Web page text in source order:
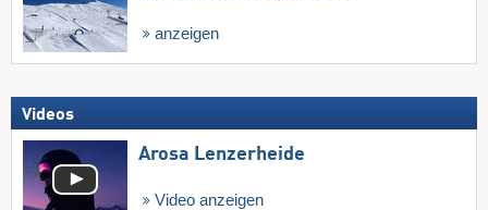
anzeigen
Videos
Arosa Lenzerheide
Video anzeigen